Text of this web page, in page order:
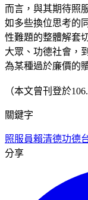
而言，與其期待照
如多些換位思考的
性難題的整體解套
大眾、功德社會，
為某種過於廉價的
（本文曾刊登於
關鍵字
照服員賴清德功德
分享